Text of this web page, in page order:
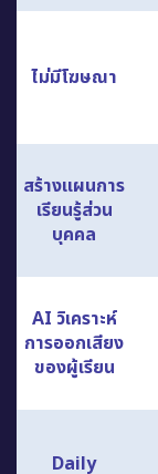
ไม่มีโฆษณา
สร้างแผนการ
เรียนรู้ส่วน
บุคคล
AI วิเคราะห์
การออกเสียง
ของผู้เรียน
Daily